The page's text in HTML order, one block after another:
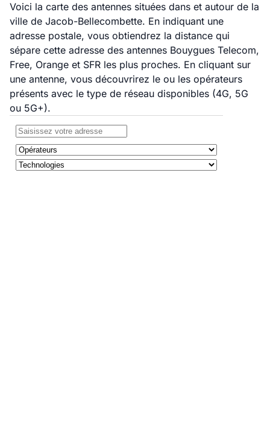
Voici la carte des antennes situées dans et autour de la
ville de Jacob-Bellecombette. En indiquant une
adresse postale, vous obtiendrez la distance qui
sépare cette adresse des antennes Bouygues Telecom,
Free, Orange et SFR les plus proches. En cliquant sur
une antenne, vous découvrirez le ou les opérateurs
présents avec le type de réseau disponibles (4G, 5G
ou 5G+).